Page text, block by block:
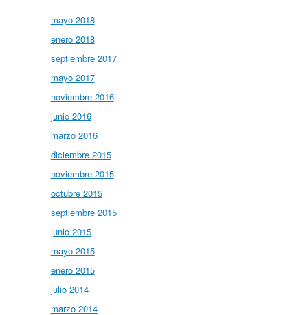
mayo 2018
enero 2018
septiembre 2017
mayo 2017
noviembre 2016
junio 2016
marzo 2016
diciembre 2015
noviembre 2015
octubre 2015
septiembre 2015
junio 2015
mayo 2015
enero 2015
julio 2014
marzo 2014